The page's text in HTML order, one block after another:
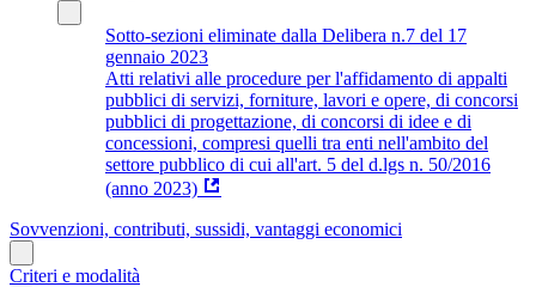
Sotto-sezioni eliminate dalla Delibera n.7 del 17
gennaio 2023
Atti relativi alle procedure per l'affidamento di appalti
pubblici di servizi, forniture, lavori e opere, di concorsi
pubblici di progettazione, di concorsi di idee e di
concessioni, compresi quelli tra enti nell'ambito del
settore pubblico di cui all'art. 5 del d.lgs n. 50/2016
(anno 2023)
Sovvenzioni, contributi, sussidi, vantaggi economici
Criteri e modalità